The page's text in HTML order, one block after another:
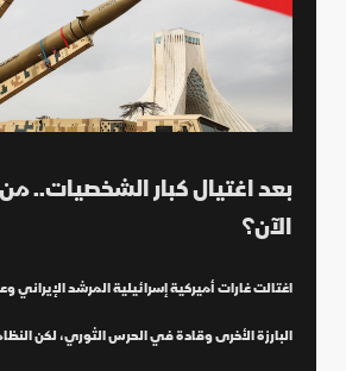
بعد اغتيال كبار الشخصيات..
الآن؟
اغتالت غارات أميركية إسرائيلية المرشد
البارزة الأخرى وقادة في الحرس الثوري، لكن